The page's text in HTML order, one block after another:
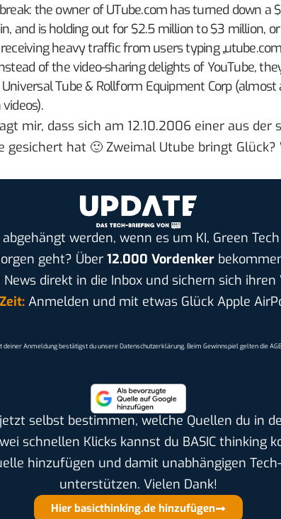
the owner of UTube.com has turned down a
and is holding out for $2.5 million to $3 million,
heavy traffic from users typing
of the video-sharing delights of YouTube,
Tube & Rollform Equipment Corp (almost
mir, dass sich am 12.10.2006 einer aus der
gesichert hat 🙂 Zweimal Utube bringt
werden, wenn es um KI, Green
geht? Über 12.000 Vordenker
direkt in die Inbox und sichern sich ihren
Anmelden und mit etwas Glück Apple
deiner Anmeldung bestätigst du unsereDatenschutzerklärung. Beim Gewinnspiel gelten die
selbst bestimmen, welche Quellen du in
schnellen Klicks kannst du BASIC thinking
hinzufügen und damit unabhängigen
unterstützen. Vielen Dank!
Hier basicthinking.de hinzufügen